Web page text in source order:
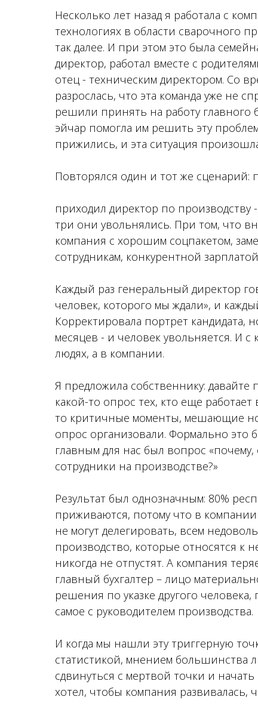
Несколько лет назад я работала с
технологиях в области сварочного
так далее. И при этом это была
директор, работал вместе с
отец - техническим директором. Со
разрослась, что эта команда уже не
решили принять на работу главного
эйчар помогла им решить эту
прижились, и эта ситуация
Повторялся один и тот же сценарий:
приходил директор по производству
три они увольнялись. При том, что
компания с хорошим соцпакетом,
сотрудникам, конкурентной
Каждый раз генеральный директор
человек, которого мы ждали», и
Корректировала портрет кандидата,
месяцев - и человек увольняется. И
людях, а в компании.
Я предложила собственнику:
какой-то опрос тех, кто еще
то критичные моменты, мешающие
опрос организовали. Формально это
главным для нас был вопрос
сотрудники на производстве?»
Результат был однозначным: 80%
приживаются, потому что в
не могут делегировать, всем
производство, которые относятся к
никогда не отпустят. А компания
главный бухгалтер – лицо
решения по указке другого
самое с руководителем производства.
И когда мы нашли эту триггерную
статистикой, мнением большинства
сдвинуться с мертвой точки и
хотел, чтобы компания развивалась,